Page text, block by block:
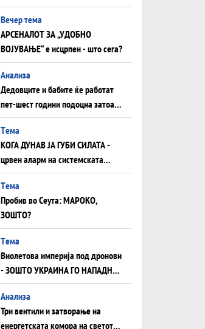
ШТО ОСТАНУВА БЕЗ ФРОНТ
Вечер тема
АРСЕНАЛОТ ЗА „УДОБНО
ВОЈУВАЊЕ“ е исцрпен - што сега?
Анализа
Дедовците и бабите ќе работат
пет-шест години подоцна затоа
што НЕМААТ ВНУЦИ ДА ГИ
ЗАМЕНАТ
Tема
КОГА ДУНАВ ЈА ГУБИ СИЛАТА -
црвен аларм на системската
плоча од јужна Германија до
Црното Море...
Tема
Пробив во Сеута: МАРОКО,
ЗОШТО?
Tема
Виолетова империја под дронови
- ЗОШТО УКРАИНА ГО НАПАДНА
РУСКИОТ WILDBERRIES
Aнализа
Три вентили и затворање на
енергетската комора на светот: